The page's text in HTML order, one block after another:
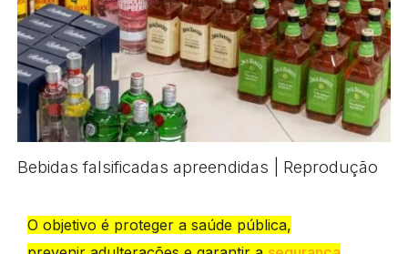
Bebidas falsificadas apreendidas | Reprodução
O objetivo é proteger a saúde pública,